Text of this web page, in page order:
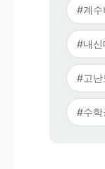
#계수
#내신
#고난
#수학